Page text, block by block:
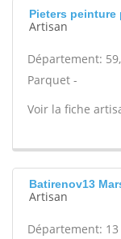
Pieters peinture
Artisan
Département:
Parquet -
Voir la fiche
Batirenov13
Artisan
Département: 13